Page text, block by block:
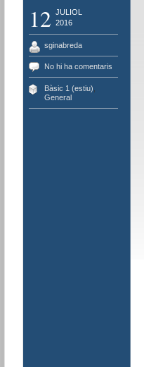
12 JULIOL
2016
sginabreda
No hi ha comentaris
Bàsic 1 (estiu)
General